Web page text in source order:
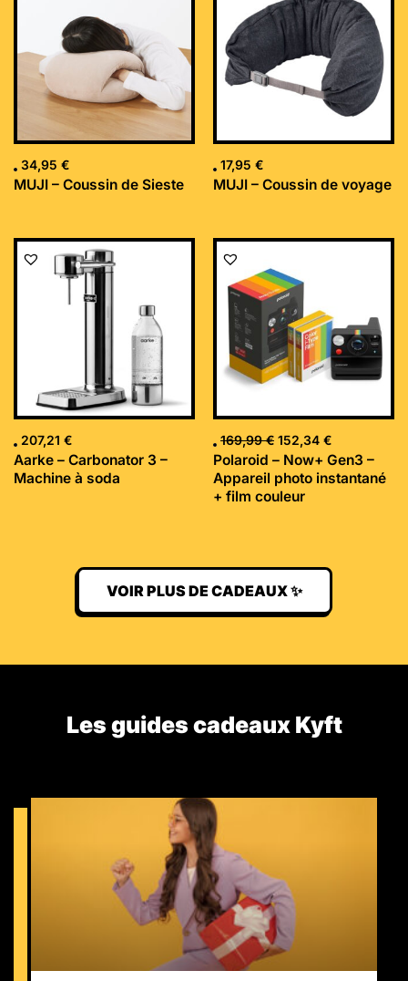
34,95 €
MUJI – Coussin de Sieste
17,95 €
MUJI – Coussin de voyage
207,21 €
Aarke – Carbonator 3 –
Machine à soda
169,99€
Le
initial
était :
169,99 €.
152,34 €
Le
Polaroid – Now+ Gen3 –
Appareil photo instantané
+ film couleur
VOIR PLUS DE CADEAUX ✨
Les guides cadeaux Kyft​